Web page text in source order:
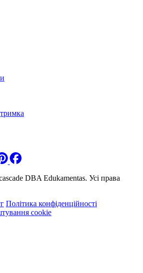
DBA Edukamentas. Усі права
Політика конфіденційності
cookie